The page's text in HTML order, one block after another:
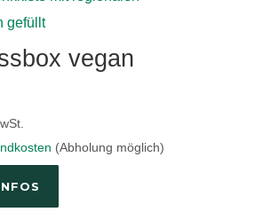
vegan
(Abholung möglich)